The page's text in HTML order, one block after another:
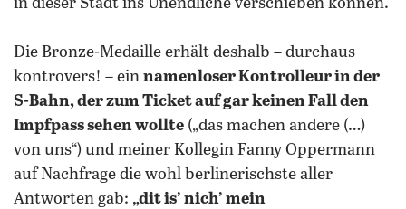
in dieser Stadt ins Unendliche verschieben können.
Die Bronze-Medaille erhält deshalb – durchaus
kontrovers! – ein namenloser Kontrolleur in der
S-Bahn, der zum Ticket auf gar keinen Fall den
Impfpass sehen wollte („das machen andere (…)
von uns“) und meiner Kollegin Fanny Oppermann
auf Nachfrage die wohl berlinerischste aller
Antworten gab: „dit is’ nich’ mein